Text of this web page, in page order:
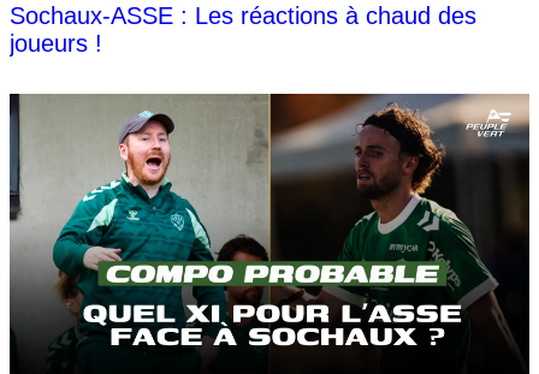
Sochaux-ASSE : Les réactions à chaud des
joueurs !